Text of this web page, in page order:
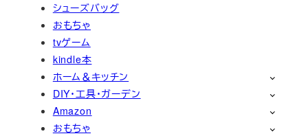
シューズバッグ
おもちゃ
tvゲーム
kindle本
ホーム＆キッチン
DIY・工具・ガーデン
Amazon
おもちゃ